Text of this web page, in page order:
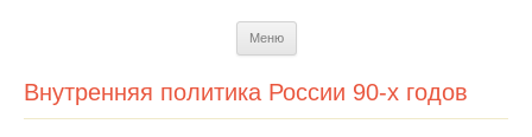
Меню
Внутренняя политика России 90-х годов